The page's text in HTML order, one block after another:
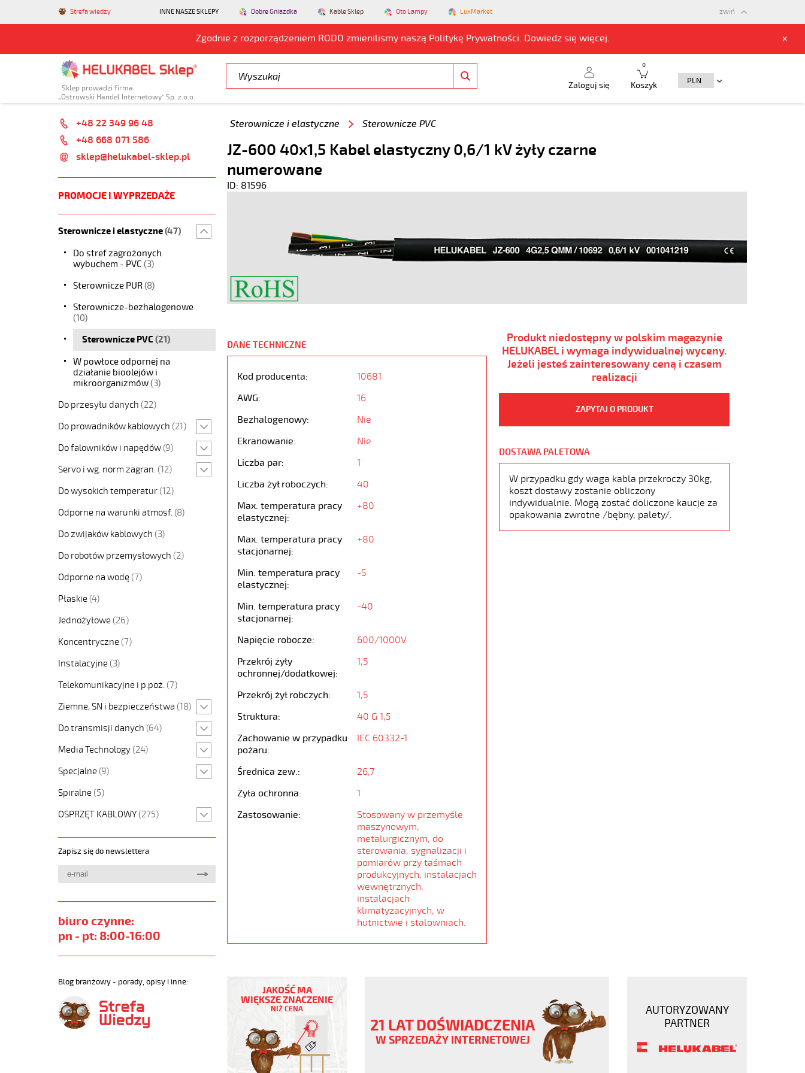
Strefa wiedzy INNE NASZE SKLEPY Dobre Gniazdka Kable Sklep Oto Lampy LuxMarket
Zgodnie z rozporządzeniem RODO zmienilismy naszą Politykę Prywatności. Dowiedz się więcej. x
zwiń
Sklep prowadzi firma
„Ostrowski Handel Internetowy” Sp. z o.o.
Zaloguj się Koszyk
0
+48 22 349 96 48
+48 668 071 586
sklep@helukabel-sklep.pl
PROMOCJE I WYPRZEDAŻE
Sterownicze i elastyczne(47)
Do stref zagrożonych
wybuchem - PVC (3)
Sterownicze PUR(8)
Sterownicze-bezhalogenowe
(10)
Sterownicze PVC(21)
W powłoce odpornej na
działanie bioolejów i
mikroorganizmów(3)
Do przesyłu danych (22)
Do prowadników kablowych (21)
Do falowników i napędów (9)
Servo i wg. norm zagran. (12)
Do wysokich temperatur (12)
Odporne na warunki atmosf. (8)
Do zwijaków kablowych (3)
Do robotów przemysłowych (2)
Odporne na wodę (7)
Płaskie (4)
Jednożyłowe (26)
Koncentryczne (7)
Instalacyjne (3)
Telekomunikacyjne i p.poż. (7)
Ziemne, SN i bezpieczeństwa (18)
Do transmisji danych (64)
Media Technology (24)
Specjalne (9)
Spiralne (5)
OSPRZĘT KABLOWY (275)
Zapisz się do newslettera
biuro czynne:
pn - pt: 8:00-16:00
Blog branżowy - porady, opisy i inne:
Sterownicze i elastyczne Sterownicze PVC
JZ-600 40x1,5 Kabel elastyczny 0,6/1 kV żyły czarne
numerowane
ID: 81596
DANE TECHNICZNE
Kod producenta:
10681
AWG:
16
Bezhalogenowy:
Nie
Ekranowanie:
Nie
Liczba par:
1
Liczba żył roboczych:
40
Max. temperatura pracy
elastycznej:
+80
Max. temperatura pracy
stacjonarnej:
+80
Min. temperatura pracy
elastycznej:
-5
Min. temperatura pracy
stacjonarnej:
-40
Napięcie robocze:
600/1000V
Przekrój żyły
ochronnej/dodatkowej:
1,5
Przekrój żył robczych:
1,5
Struktura:
40 G 1,5
Zachowanie w przypadku
pożaru:
IEC 60332-1
Średnica zew.:
26,7
Żyła ochronna:
1
Zastosowanie:
Stosowany w przemyśle
maszynowym,
metalurgicznym, do
sterowania, sygnalizacji i
pomiarów przy taśmach
produkcyjnych, instalacjach
wewnętrznych,
instalacjach
klimatyzacyjnych, w
hutnictwie i stalowniach.
Produkt niedostępny w polskim magazynie
HELUKABEL i wymaga indywidualnej wyceny.
Jeżeli jesteś zainteresowany ceną i czasem
realizacji
ZAPYTAJ O PRODUKT
DOSTAWA PALETOWA
W przypadku gdy waga kabla przekroczy 30kg,
koszt dostawy zostanie obliczony
indywidualnie. Mogą zostać doliczone kaucje za
opakowania zwrotne /bębny, palety/.
40x1,5
Kabel
czarne
JAKOŚĆ MA
WIĘKSZE ZNACZENIE
NIŻ CENA
21 LAT DOŚWIADCZENIA
W SPRZEDAŻY INTERNETOWEJ
AUTORYZOWANY
PARTNER